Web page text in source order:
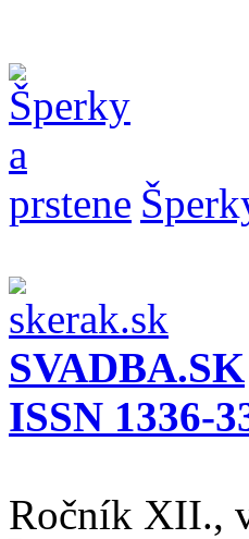
SVADBA.SK
ISSN 1336-
Ročník XII.,